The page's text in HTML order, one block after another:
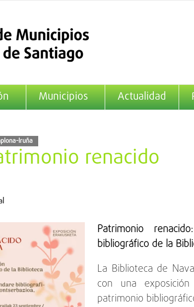
Municipios Actualidad
Iruña
renacido
Patrimonio
bibliográfico de la
La Biblioteca de
con una
patrimonio